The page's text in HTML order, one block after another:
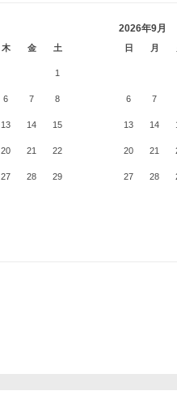
木 金 土
1
6 7 8
13 14 15
20 21 22
27 28 29
2026年9月
日 月
6 7
13 14
20 21
27 28